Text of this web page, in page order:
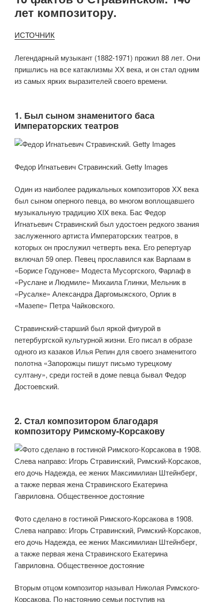
лет композитору.
ИСТОЧНИК
Легендарный музыкант (1882-1971) прожил 88 лет. Они
пришлись на все катаклизмы ХХ века, и он стал одним
из самых ярких выразителей своего времени.
1. Был сыном знаменитого баса
Императорских театров
Федор Игнатьевич Стравинский. Getty Images
Один из наиболее радикальных композиторов ХХ века
был сыном оперного певца, во многом воплощавшего
музыкальную традицию XIX века. Бас Федор
Игнатьевич Стравинский был удостоен редкого звания
заслуженного артиста Императорских театров, в
которых он прослужил четверть века. Его репертуар
включал 59 опер. Певец прославился как Варлаам в
«Борисе Годунове» Модеста Мусоргского, Фарлаф в
«Руслане и Людмиле» Михаила Глинки, Мельник в
«Русалке» Александра Даргомыжского, Орлик в
«Мазепе» Петра Чайковского.
Стравинский-старший был яркой фигурой в
петербургской культурной жизни. Его писал в образе
одного из казаков Илья Репин для своего знаменитого
полотна «Запорожцы пишут письмо турецкому
султану», среди гостей в доме певца бывал Федор
Достоевский.
2. Стал композитором благодаря
композитору Римскому-Корсакову
Фото сделано в гостиной Римского-Корсакова в 1908.
Слева направо: Игорь Стравинский, Римский-Корсаков,
его дочь Надежда, ее жених Максимилиан Штейнберг,
а также первая жена Стравинского Екатерина
Гавриловна. Общественное достояние
Вторым отцом композитор называл Николая Римского-
Корсакова. По настоянию семьи поступив на